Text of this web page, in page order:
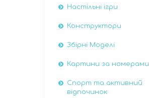
Настільні ігри
Конструктори
Збірні Моделі
Картини за номерами
Спорт та активний
відпочинок